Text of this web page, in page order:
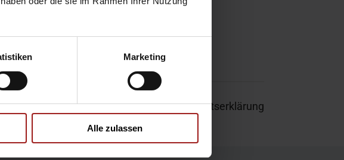
Marketing
Alle zulassen
|Impressum|Garantie|Barrierefreiheitserklärung